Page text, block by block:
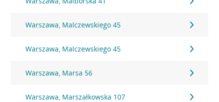
Warszawa, Malczewskiego 45
Warszawa, Malczewskiego 45
Warszawa, Marsa 56
Warszawa, Marszałkowska 107